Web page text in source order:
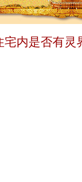
宅内是否有灵